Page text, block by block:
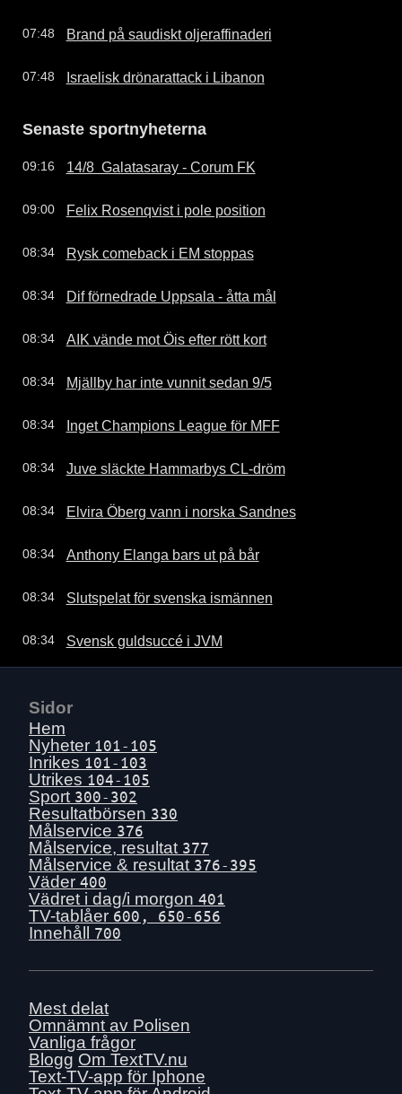
07:48 Brand på saudiskt oljeraffinaderi
07:48 Israelisk drönarattack i Libanon
Senaste sportnyheterna
09:16 14/8  Galatasaray - Corum FK
09:00 Felix Rosenqvist i pole position
08:34 Rysk comeback i EM stoppas
08:34 Dif förnedrade Uppsala - åtta mål
08:34 AIK vände mot Öis efter rött kort
08:34 Mjällby har inte vunnit sedan 9/5
08:34 Inget Champions League för MFF
08:34 Juve släckte Hammarbys CL-dröm
08:34 Elvira Öberg vann i norska Sandnes
08:34 Anthony Elanga bars ut på bår
08:34 Slutspelat för svenska ismännen
08:34 Svensk guldsuccé i JVM
Sidor
Hem
Nyheter 101-105
Inrikes 101-103
Utrikes 104-105
Sport 300-302
Resultatbörsen 330
Målservice 376
Målservice, resultat 377
Målservice & resultat 376-395
Väder 400
Vädret i dag/i morgon 401
TV-tablåer 600, 650-656
Innehåll 700
Mest delat
Omnämnt av Polisen
Vanliga frågor
Blogg Om TextTV.nu
Text-TV-app för Iphone